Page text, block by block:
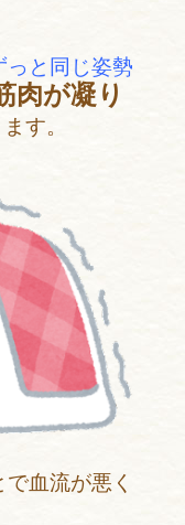
っと同じ姿勢
肉が凝り
す。
血流が悪く